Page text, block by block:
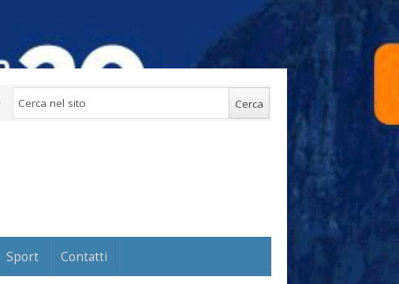
Sport Contatti